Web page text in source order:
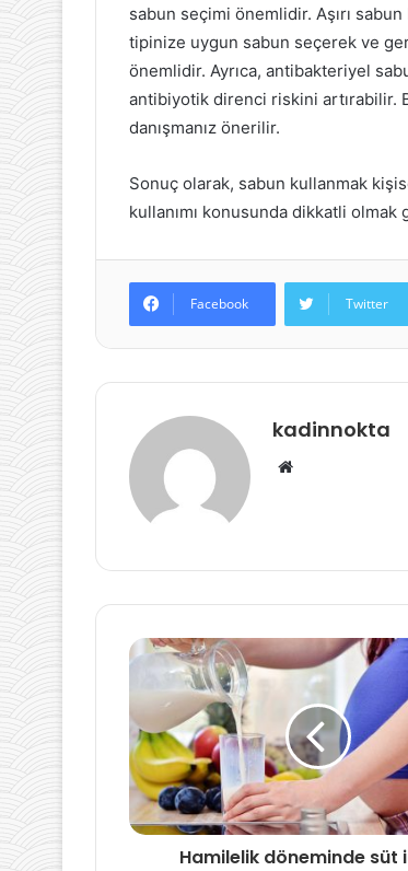
sabun seçimi önemlidir. Aşırı
tipinize uygun sabun seçerek ve
önemlidir. Ayrıca, antibakteriyel
antibiyotik direnci riskini artırabilir.
danışmanız önerilir.
Sonuç olarak, sabun kullanmak
kullanımı konusunda dikkatli olmak
Facebook Twitter
kadinnokta
Web
Hamilelik döneminde süt